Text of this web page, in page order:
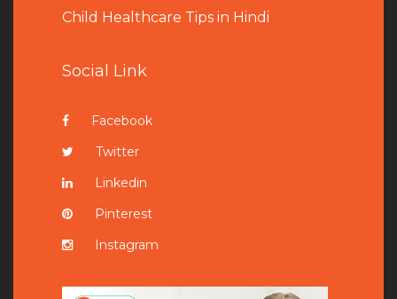
Child Healthcare Tips in Hindi
Social Link
Facebook
Twitter
Linkedin
Pinterest
Instagram